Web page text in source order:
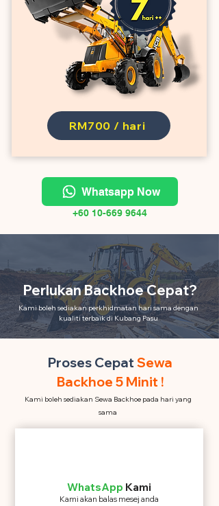
RM700 / hari
Whatsapp Now
+60 10-669 9644
Perlukan Backhoe Cepat?
Kami boleh sediakan perkhidmatan hari sama dengan
kualiti terbaik di Kubang Pasu
Proses Cepat Sewa
Backhoe 5 Minit !
Kami boleh sediakan Sewa Backhoe pada hari yang
sama
WhatsApp Kami
Kami akan balas mesej anda